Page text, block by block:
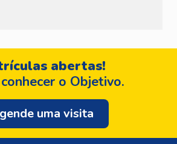
abertas!
o Objetivo.
uma visita